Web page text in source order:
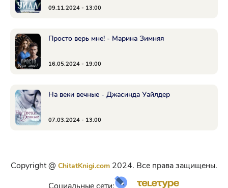
09.11.2024 - 13:00
Просто верь мне! - Марина Зимняя
16.05.2024 - 19:00
На веки вечные - Джасинда Уайлдер
07.03.2024 - 13:00
Copyright @ ChitatKnigi.com 2024. Все права защищены.